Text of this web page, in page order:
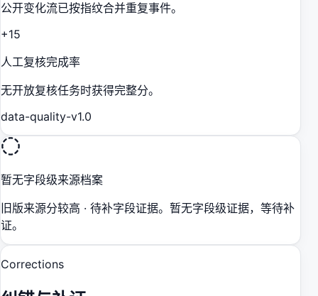
公开变化流已按指纹合并重复事件。
+15
人工复核完成率
无开放复核任务时获得完整分。
data-quality-v1.0
暂无字段级来源档案
旧版来源分较高 · 待补字段证据。暂无字段级证据，等待补
证。
Corrections